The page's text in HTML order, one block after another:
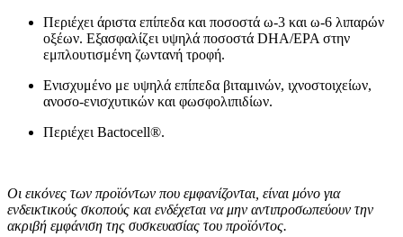
Περιέχει άριστα επίπεδα και ποσοστά ω-3 και ω-6 λιπαρών
οξέων. Εξασφαλίζει υψηλά ποσοστά DHA/EPA στην
εμπλουτισμένη ζωντανή τροφή.
Ενισχυμένο με υψηλά επίπεδα βιταμινών, ιχνοστοιχείων,
ανοσο-ενισχυτικών και φωσφολιπιδίων.
Περιέχει Bactocell®.
Οι εικόνες των προϊόντων που εμφανίζονται, είναι μόνο για
ενδεικτικούς σκοπούς και ενδέχεται να μην αντιπροσωπεύουν την
ακριβή εμφάνιση της συσκευασίας του προϊόντος.